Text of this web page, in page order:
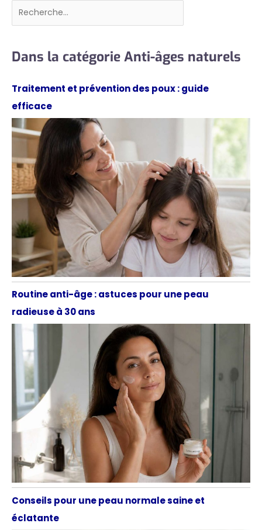
Rechercher
Dans la catégorie Anti-âges naturels
Traitement et prévention des poux : guide
efficace
Routine anti-âge : astuces pour une peau
radieuse à 30 ans
Conseils pour une peau normale saine et
éclatante